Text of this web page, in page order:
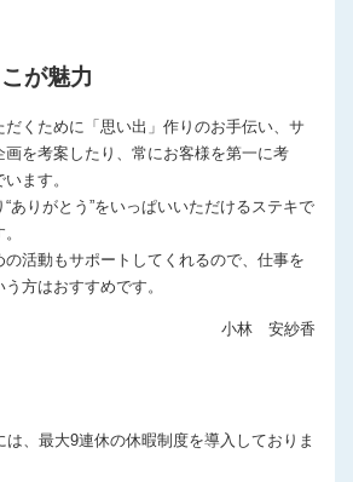
が魅力
だくために「思い出」作りのお手伝い、サ
画を考案したり、常にお客様を第一に考
ます。
ありがとう”をいっぱいいただけるステキで
の活動もサポートしてくれるので、仕事を
方はおすすめです。
小林 安紗香
は、最大9連休の休暇制度を導入しておりま